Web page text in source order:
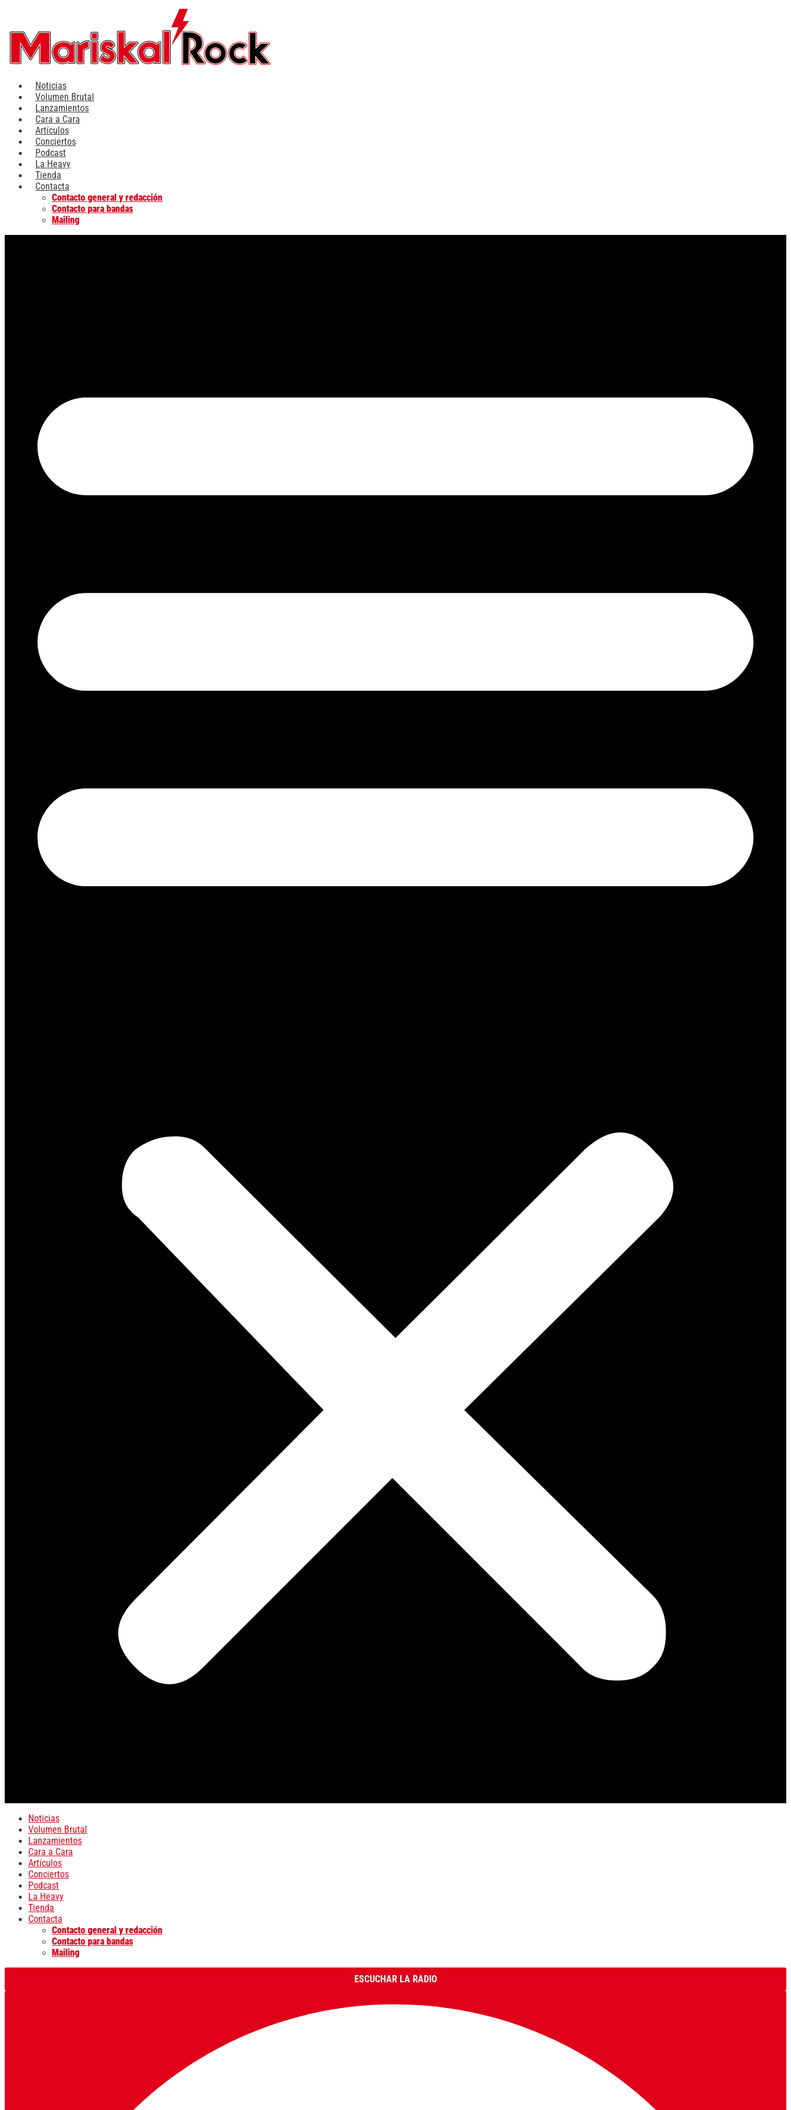
contenido
Noticias
Volumen Brutal
Lanzamientos
Cara a Cara
Artículos
Conciertos
Podcast
La Heavy
Tienda
Contacta
Contacto general y redacción
Contacto para bandas
Mailing
Noticias
Volumen Brutal
Lanzamientos
Cara a Cara
Artículos
Conciertos
Podcast
La Heavy
Tienda
Contacta
Contacto general y redacción
Contacto para bandas
Mailing
ESCUCHAR LA RADIO